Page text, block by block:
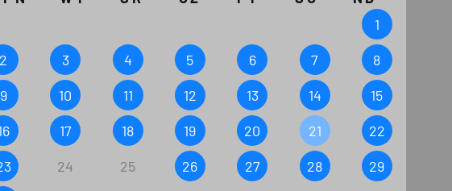
1
2
3 4 5 6 7
8
9
10 11 12 13 14
15
17 18 19 20 21
22
24 25 26 27 28
29